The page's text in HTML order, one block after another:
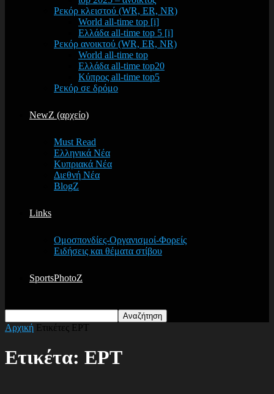
Ρεκόρ κλειστού (WR, ER, NR)
World all-time top [i]
Ελλάδα all-time top 5 [i]
Ρεκόρ ανοικτού (WR, ER, NR)
World all-time top
Ελλάδα all-time top20
Κύπρος all-time top5
Ρεκόρ σε δρόμο
NewZ (αρχείο)
Must Read
Ελληνικά Νέα
Κυπριακά Νέα
Διεθνή Νέα
BlogZ
Links
Ομοσπονδίες-Οργανισμοί-Φορείς
Ειδήσεις και θέματα στίβου
SportsPhotoZ
Αρχική Ετικέτες ΕΡΤ
Ετικέτα: ΕΡΤ